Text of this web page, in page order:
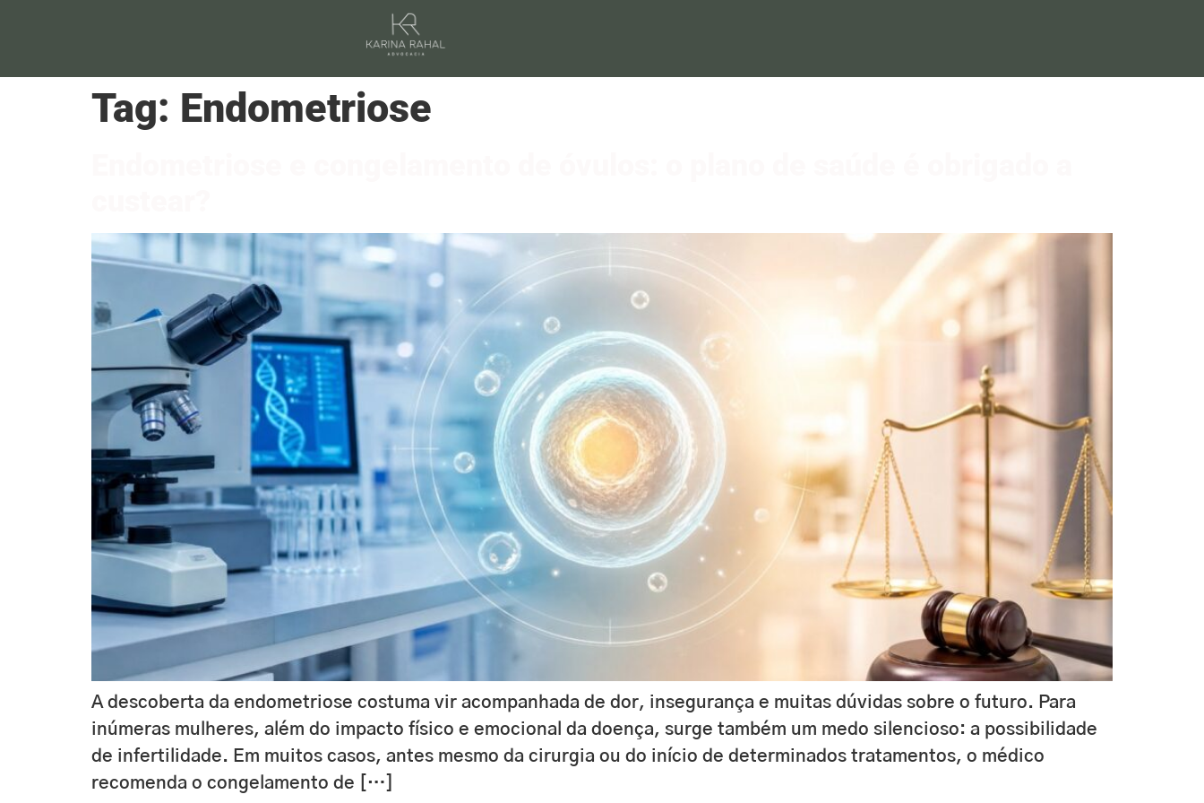
Tag: Endometriose
A descoberta da endometriose costuma vir acompanhada de dor, insegurança e muitas dúvidas sobre o futuro. Para
inúmeras mulheres, além do impacto físico e emocional da doença, surge também um medo silencioso: a possibilidade
de infertilidade. Em muitos casos, antes mesmo da cirurgia ou do início de determinados tratamentos, o médico
recomenda o congelamento de […]